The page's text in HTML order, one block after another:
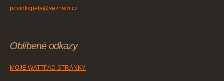
povidkypeta@seznam.cz
Oblíbené odkazy
MOJE WATTPAD STRÁNKY